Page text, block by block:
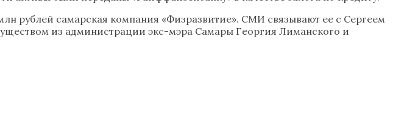
рублей самарская компания «Физразвитие». СМИ связывают ее с Сергеем
из администрации экс-мэра Самары Георгия Лиманского и